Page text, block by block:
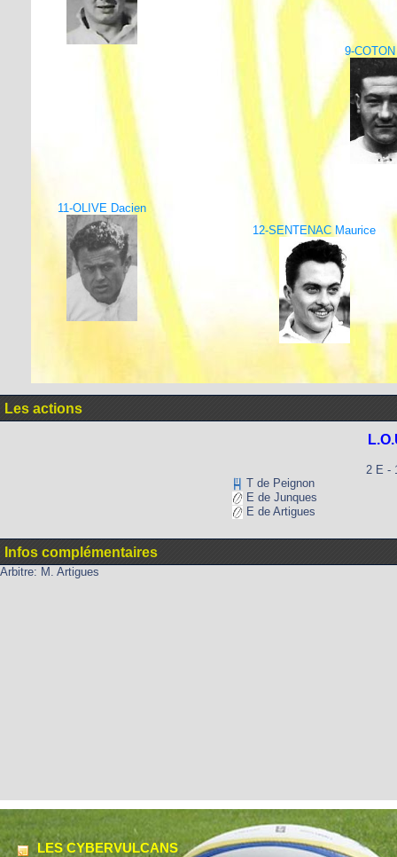
9-
11-OLIVE Dacien
12-SENTENAC Maurice
Les actions
2 E -
T de Peignon
E de Junques
E de Artigues
Infos complémentaires
Arbitre: M. Artigues
LES CYBERVULCANS